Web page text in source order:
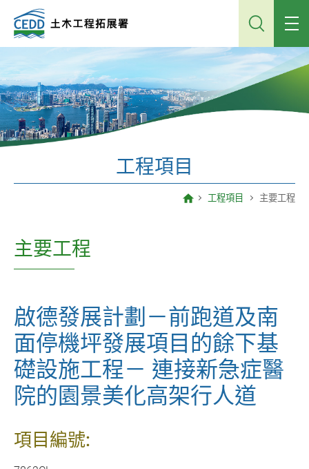
容
工程項目
工程項目 主要工程
主要工程
啟德發展計劃－前跑道及南
面停機坪發展項目的餘下基
礎設施工程－ 連接新急症醫
院的園景美化高架行人道
項目編號: